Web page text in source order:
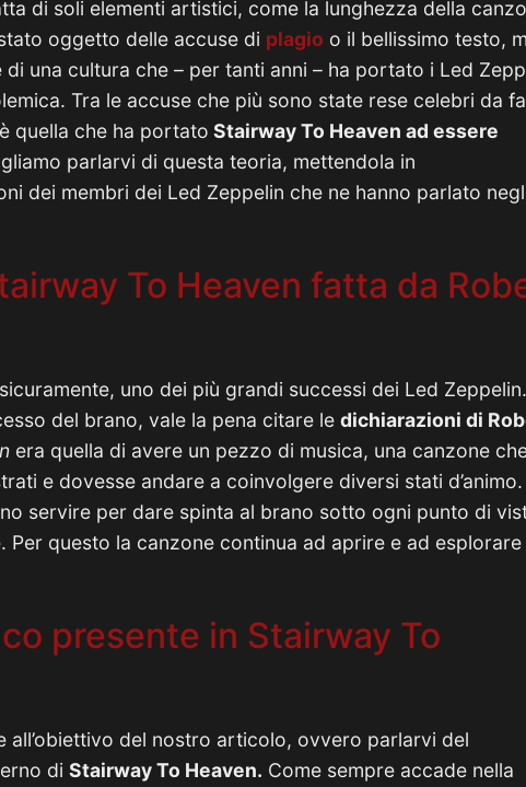
di soli elementi artistici, come la lunghezza della
oggetto delle accuse di plagio o il bellissimo testo,
una cultura che – per tanti anni – ha portato i Led
Tra le accuse che più sono state rese celebri da
quella che ha portato Stairway To Heaven ad essere
parlarvi di questa teoria, mettendola in
dei membri dei Led Zeppelin che ne hanno parlato
To Heaven fatta da
uno dei più grandi successi dei Led Zeppelin.
del brano, vale la pena citare le dichiarazioni di
era quella di avere un pezzo di musica, una canzone
e dovesse andare a coinvolgere diversi stati d’animo.
servire per dare spinta al brano sotto ogni punto di
Per questo la canzone continua ad aprire e ad esplorare
presente in Stairway To
all’obiettivo del nostro articolo, ovvero parlarvi del
di Stairway To Heaven. Come sempre accade nella